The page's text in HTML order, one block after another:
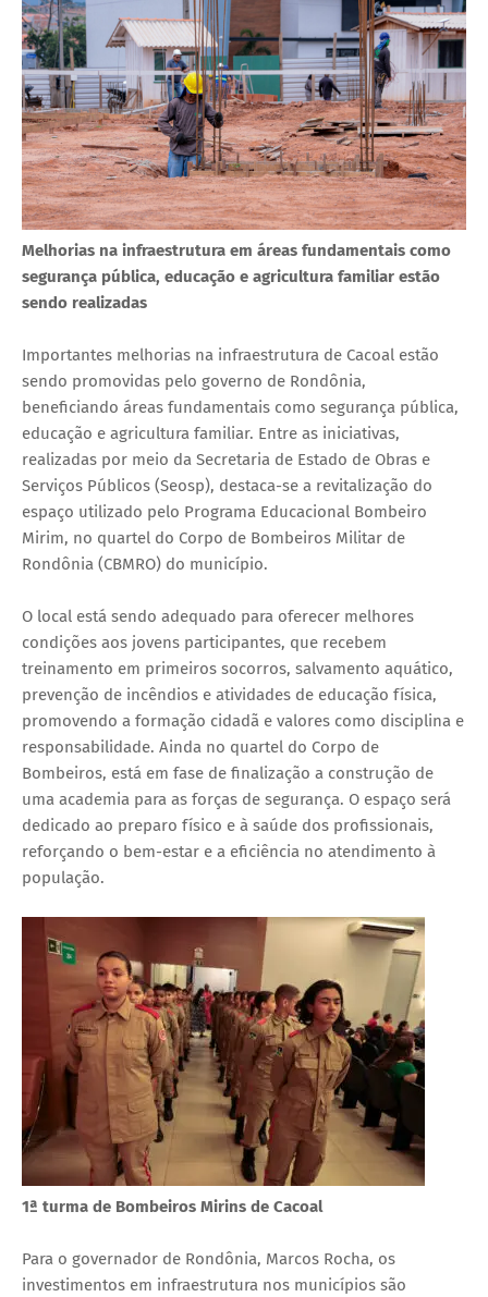
Melhorias na infraestrutura em áreas fundamentais como
segurança pública, educação e agricultura familiar estão
sendo realizadas
Importantes melhorias na infraestrutura de Cacoal estão
sendo promovidas pelo governo de Rondônia,
beneficiando áreas fundamentais como segurança pública,
educação e agricultura familiar. Entre as iniciativas,
realizadas por meio da Secretaria de Estado de Obras e
Serviços Públicos (Seosp), destaca-se a revitalização do
espaço utilizado pelo Programa Educacional Bombeiro
Mirim, no quartel do Corpo de Bombeiros Militar de
Rondônia (CBMRO) do município.
O local está sendo adequado para oferecer melhores
condições aos jovens participantes, que recebem
treinamento em primeiros socorros, salvamento aquático,
prevenção de incêndios e atividades de educação física,
promovendo a formação cidadã e valores como disciplina e
responsabilidade. Ainda no quartel do Corpo de
Bombeiros, está em fase de finalização a construção de
uma academia para as forças de segurança. O espaço será
dedicado ao preparo físico e à saúde dos profissionais,
reforçando o bem-estar e a eficiência no atendimento à
população.
1ª turma de Bombeiros Mirins de Cacoal
Para o governador de Rondônia, Marcos Rocha, os
investimentos em infraestrutura nos municípios são